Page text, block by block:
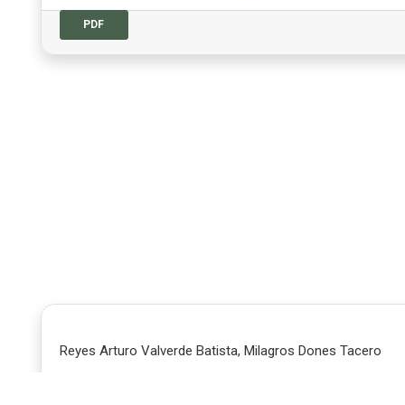
PDF
Reyes Arturo Valverde Batista, Milagros Dones Tacero